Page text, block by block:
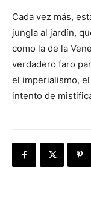
Cada vez más,
jungla al jardín,
como la de la
verdadero faro
el imperialismo,
intento de